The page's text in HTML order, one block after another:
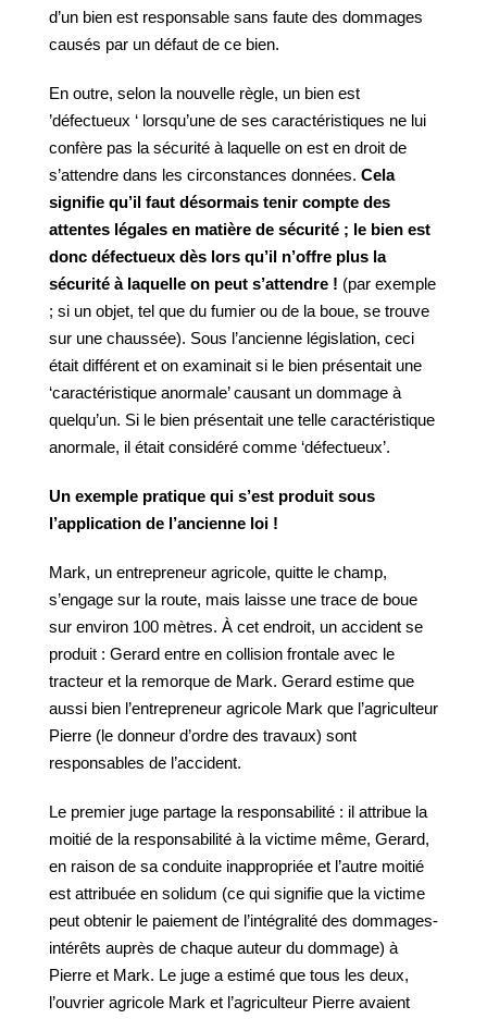
d’un bien est responsable sans faute des dommages
causés par un défaut de ce bien.
En outre, selon la nouvelle règle, un bien est
’défectueux ‘ lorsqu’une de ses caractéristiques ne lui
confère pas la sécurité à laquelle on est en droit de
s’attendre dans les circonstances données. Cela
signifie qu’il faut désormais tenir compte des
attentes légales en matière de sécurité ; le bien est
donc défectueux dès lors qu’il n’offre plus la
sécurité à laquelle on peut s’attendre ! (par exemple
; si un objet, tel que du fumier ou de la boue, se trouve
sur une chaussée). Sous l’ancienne législation, ceci
était différent et on examinait si le bien présentait une
‘caractéristique anormale’ causant un dommage à
quelqu’un. Si le bien présentait une telle caractéristique
anormale, il était considéré comme ‘défectueux’.
Un exemple pratique qui s’est produit sous
l’application de l’ancienne loi !
Mark, un entrepreneur agricole, quitte le champ,
s’engage sur la route, mais laisse une trace de boue
sur environ 100 mètres. À cet endroit, un accident se
produit : Gerard entre en collision frontale avec le
tracteur et la remorque de Mark. Gerard estime que
aussi bien l’entrepreneur agricole Mark que l’agriculteur
Pierre (le donneur d’ordre des travaux) sont
responsables de l’accident.
Le premier juge partage la responsabilité : il attribue la
moitié de la responsabilité à la victime même, Gerard,
en raison de sa conduite inappropriée et l’autre moitié
est attribuée en solidum (ce qui signifie que la victime
peut obtenir le paiement de l’intégralité des dommages-
intérêts auprès de chaque auteur du dommage) à
Pierre et Mark. Le juge a estimé que tous les deux,
l’ouvrier agricole Mark et l’agriculteur Pierre avaient